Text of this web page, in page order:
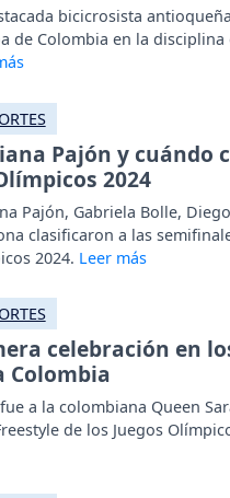
bicicrosista
de Colombia en la
Pajón y cuándo
2024
Pajón, Gabriela Bolle,
clasificaron a las
2024.
celebración en
Colombia
a la colombiana Queen
de los Juegos